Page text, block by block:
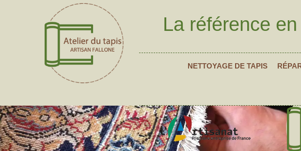
La référence
NETTOYAGE DE TAPIS